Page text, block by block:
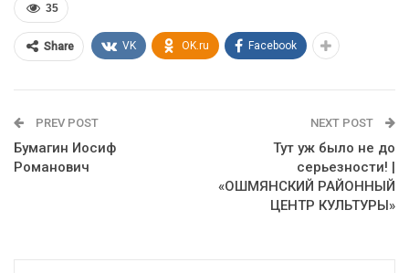
35
Share VK OK.ru Facebook
PREV POST
Бумагин Иосиф
Романович
NEXT POST
Тут уж было не до
серьезности! |
«ОШМЯНСКИЙ РАЙОННЫЙ
ЦЕНТР КУЛЬТУРЫ»